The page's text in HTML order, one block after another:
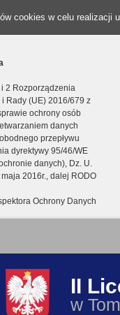
cookies w celu realizacji
2 Rozporządzenia
Rady (UE) 2016/679 z
ochrony osób
danych
przepływu
dyrektywy 95/46/WE
danych), Dz. U.
2016r., dalej RODO
Ochrony Danych
II
w